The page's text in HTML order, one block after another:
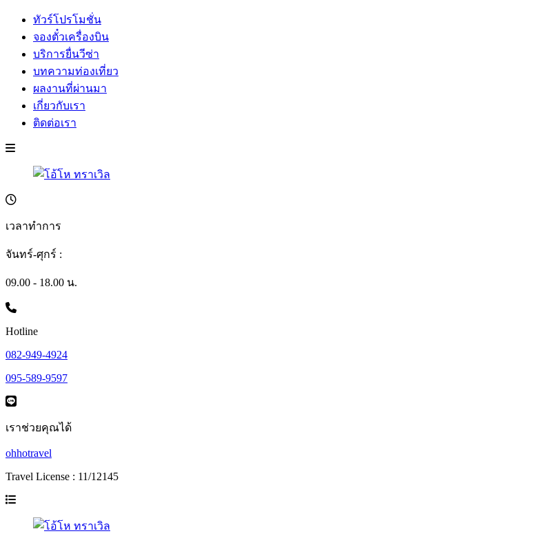
ทัวร์โปรโมชั่น
จองตั๋วเครื่องบิน
บริการยื่นวีซ่า
บทความท่องเที่ยว
ผลงานที่ผ่านมา
เกี่ยวกับเรา
ติดต่อเรา
เวลาทำการ
จันทร์-ศุกร์ :
09.00 - 18.00 น.
Hotline
082-949-4924
095-589-9597
เราช่วยคุณได้
ohhotravel
Travel License : 11/12145